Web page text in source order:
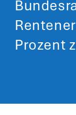
Prozent